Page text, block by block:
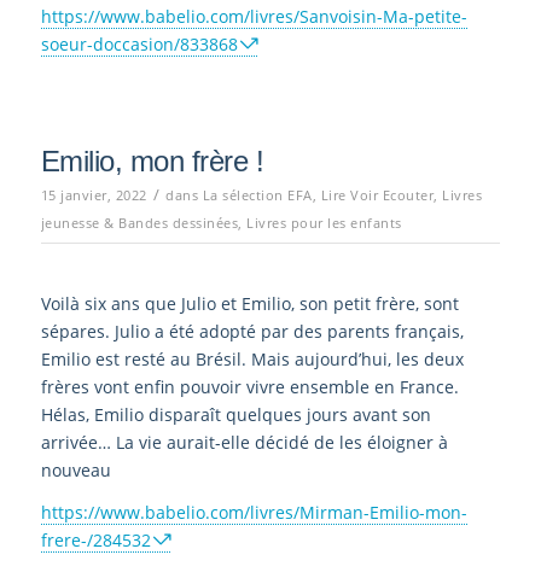
https://www.babelio.com/livres/Sanvoisin-Ma-petite-
soeur-doccasion/833868
Emilio, mon frère !
15 janvier, 2022 / dans La sélection EFA Lire Voir Ecouter, Livres
jeunesse & Bandes dessinées Livres pour les enfants
Voilà six ans que Julio et Emilio, son petit frère, sont
sépares. Julio a été adopté par des parents français,
Emilio est resté au Brésil. Mais aujourd’hui, les deux
frères vont enfin pouvoir vivre ensemble en France.
Hélas, Emilio disparaît quelques jours avant son
arrivée… La vie aurait-elle décidé de les éloigner à
nouveau
https://www.babelio.com/livres/Mirman-Emilio-mon-
frere-/284532